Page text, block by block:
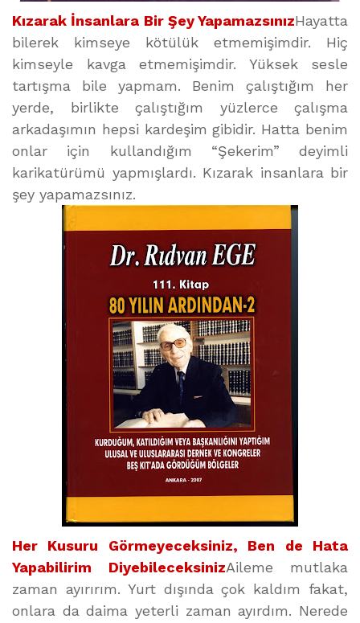
Kızarak İnsanlara Bir Şey YapamazsınızHayatta
bilerek kimseye kötülük etmemişimdir. Hiç
kimseyle kavga etmemişimdir. Yüksek sesle
tartışma bile yapmam. Benim çalıştığım her
yerde, birlikte çalıştığım yüzlerce çalışma
arkadaşımın hepsi kardeşim gibidir. Hatta benim
onlar için kullandığım “Şekerim” deyimli
karikatürümü yapmışlardı. Kızarak insanlara bir
şey yapamazsınız.
Her Kusuru Görmeyeceksiniz, Ben de Hata
Yapabilirim DiyebileceksinizAileme mutlaka
zaman ayırırım. Yurt dışında çok kaldım fakat,
onlara da daima yeterli zaman ayırdım. Nerede